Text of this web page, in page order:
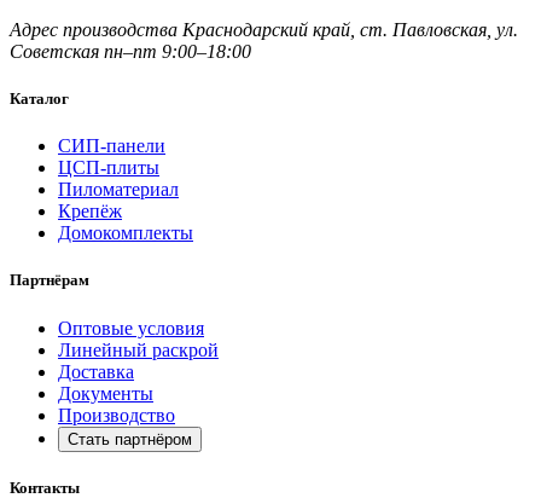
Адрес производства Краснодарский край, ст. Павловская, ул.
Советская пн–пт 9:00–18:00
Каталог
СИП-панели
ЦСП-плиты
Пиломатериал
Крепёж
Домокомплекты
Партнёрам
Оптовые условия
Линейный раскрой
Доставка
Документы
Производство
Стать партнёром
Контакты